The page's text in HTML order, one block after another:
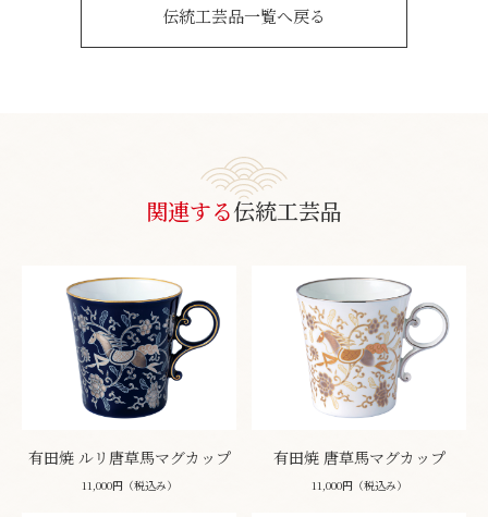
伝統工芸品一覧へ戻る
関連する伝統工芸品
有田焼 ルリ唐草馬マグカップ
11,000円（税込み）
有田焼 唐草馬マグカップ
11,000円（税込み）